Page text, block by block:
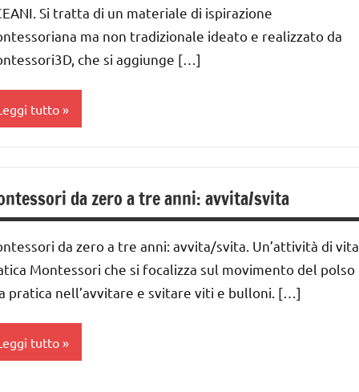
ZERO A
ANNI
GLI
GLI
Si tratta di un materiale di ispirazione
ma non tradizionale ideato e realizzato da
che si aggiunge […]
tutto
ai
da zero a tre anni: avvita/svita
da zero a tre anni: avvita/svita. Un’attività di vita
Montessori che si focalizza sul movimento del polso
pratica nell’avvitare e svitare viti e bulloni. […]
tutto